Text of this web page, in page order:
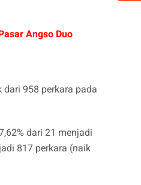
Angso Duo
958 perkara pada
dari 21 menjadi
817 perkara (naik